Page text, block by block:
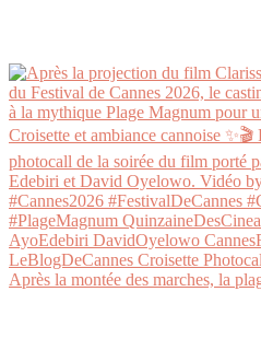
Après la montée des marches, la